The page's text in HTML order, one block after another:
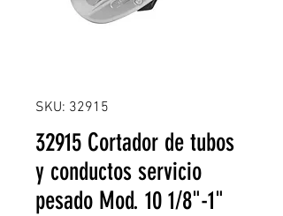
SKU: 32915
32915 Cortador de tubos
y conductos servicio
pesado Mod. 10 1/8"-1"